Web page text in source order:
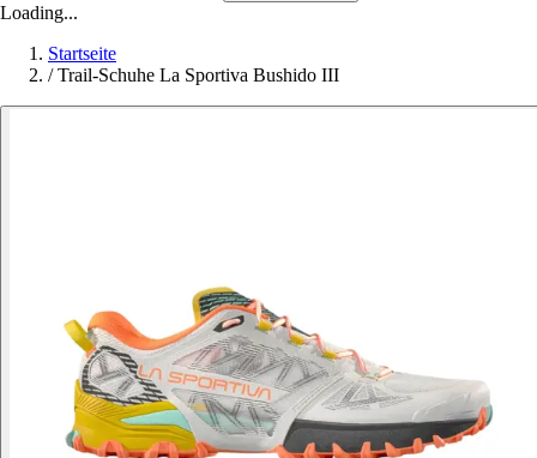
Loading...
Startseite
/ Trail-Schuhe La Sportiva Bushido III